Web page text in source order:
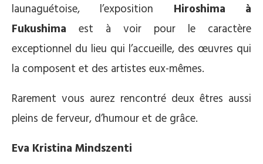
launaguétoise, l’exposition Hiroshima à
Fukushima est à voir pour le caractère
exceptionnel du lieu qui l’accueille, des œuvres qui
la composent et des artistes eux-mêmes.
Rarement vous aurez rencontré deux êtres aussi
pleins de ferveur, d’humour et de grâce.
Eva Kristina Mindszenti